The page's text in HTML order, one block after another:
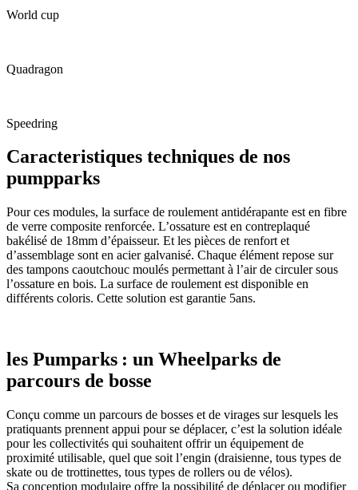
World cup
Quadragon
Speedring
Caracteristiques techniques de nos
pumpparks
Pour ces modules, la surface de roulement antidérapante est en fibre
de verre composite renforcée. L’ossature est en contreplaqué
bakélisé de 18mm d’épaisseur. Et les pièces de renfort et
d’assemblage sont en acier galvanisé. Chaque élément repose sur
des tampons caoutchouc moulés permettant à l’air de circuler sous
l’ossature en bois. La surface de roulement est disponible en
différents coloris. Cette solution est garantie 5ans.
les Pumparks : un Wheelparks de
parcours de bosse
Conçu comme un parcours de bosses et de virages sur lesquels les
pratiquants prennent appui pour se déplacer, c’est la solution idéale
pour les collectivités qui souhaitent offrir un équipement de
proximité utilisable, quel que soit l’engin (draisienne, tous types de
skate ou de trottinettes, tous types de rollers ou de vélos).
Sa conception modulaire offre la possibilité de déplacer ou modifier